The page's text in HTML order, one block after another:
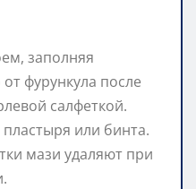
заполняя
фурункула после
салфеткой.
или бинта.
мази удаляют при